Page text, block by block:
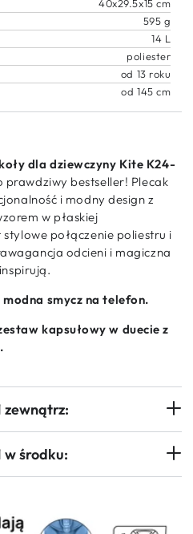
40x29.5x15 cm
595 g
14 L
poliester
od 13 roku
od 145 cm
dla dziewczyny Kite K24-
prawdziwy bestseller! Plecak
i modny design z
w płaskiej
połączenie poliestru i
odcieni i magiczna
smycz na telefon.
kapsułowy w duecie z
zewnątrz:
w środku: